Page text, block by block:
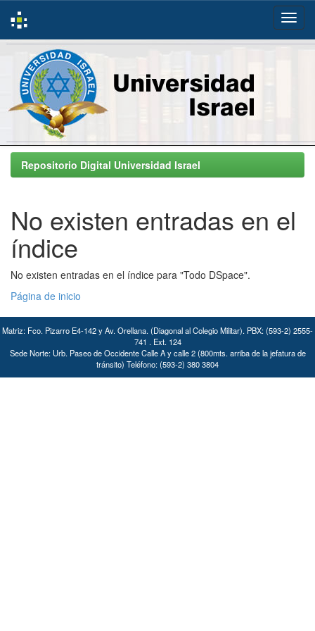
Skip
navigationRepositorio Digital Universidad Israel
No existen entradas en el
índice
No existen entradas en el índice para "Todo DSpace".
Página de inicio
Matriz: Fco. Pizarro E4-142 y Av. Orellana. (Diagonal al Colegio Militar). PBX: (593-2) 2555-
741 . Ext. 124
Sede Norte: Urb. Paseo de Occidente Calle A y calle 2 (800mts. arriba de la jefatura de
tránsito) Teléfono: (593-2) 380 3804